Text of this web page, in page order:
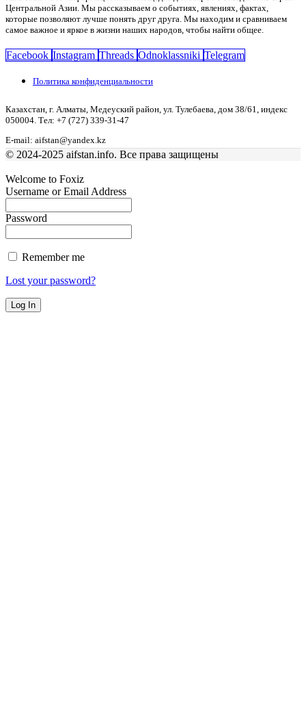
Центральной Азии. Мы рассказываем о событиях, явлениях, фактах,
которые позволяют лучше понять друг друга. Мы находим и сравниваем
самое важное и яркое в жизни наших народов, чтобы найти общее.
Facebook Instagram Threads Odnoklassniki Telegram
Политика конфиденциальности
Казахстан, г. Алматы, Медеуский район, ул. Тулебаева, дом 38/61, индекс
050004. Тел: +7 (727) 339-31-47
E-mail: aifstan@yandex.kz
© 2024-2025 aifstan.info. Все права защищены
Welcome to Foxiz
Username or Email Address
Password
Remember me
Lost your password?